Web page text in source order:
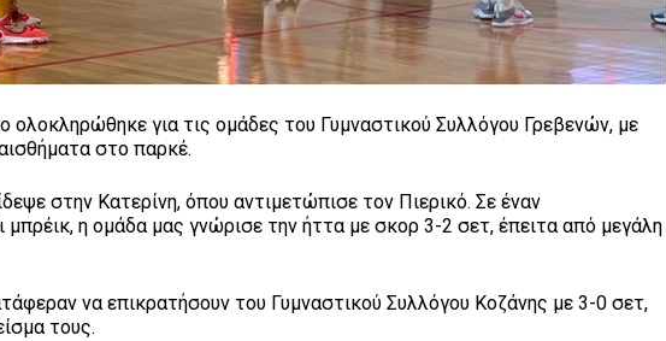
ολοκληρώθηκε για τις ομάδες του Γυμναστικού Συλλόγου Γρεβενών, με
στο παρκέ.
στην Κατερίνη, όπου αντιμετώπισε τον Πιερικό. Σε έναν
η ομάδα μας γνώρισε την ήττα με σκορ 3-2 σετ, έπειτα από μεγάλη
να επικρατήσουν του Γυμναστικού Συλλόγου Κοζάνης με 3-0 σετ,
τους.